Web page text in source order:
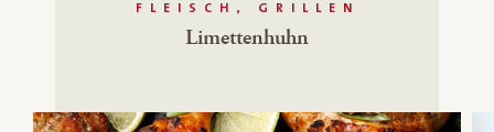
FLEISCH, GRILLEN
Limettenhuhn